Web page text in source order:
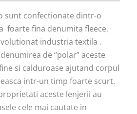
sunt confectionate dintr-o
foarte fina denumita fleece,
industria textila .
de “polar” aceste
si calduroase ajutand corpul
intr-un timp foarte scurt.
aceste lenjerii au
cele mai cautate in